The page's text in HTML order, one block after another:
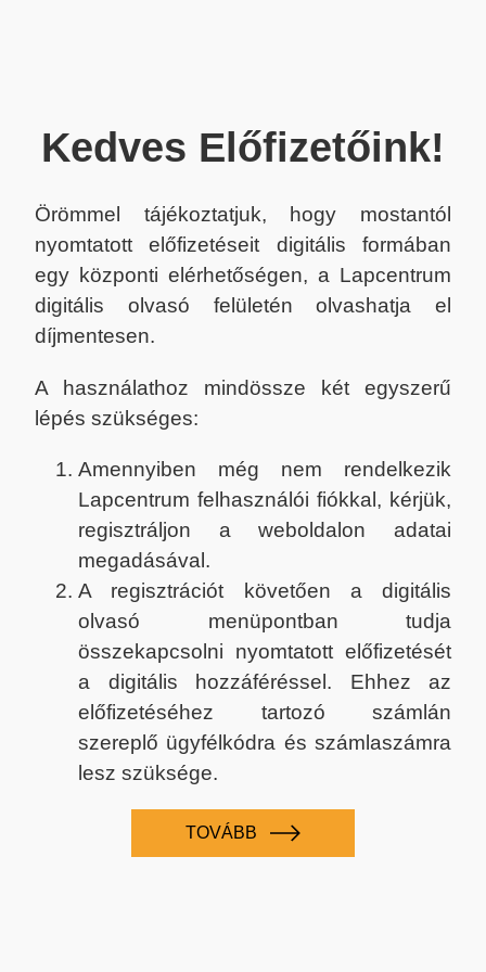
Kedves Előfizetőink!
Örömmel tájékoztatjuk, hogy mostantól
nyomtatott előfizetéseit digitális formában
egy központi elérhetőségen, a Lapcentrum
digitális olvasó felületén olvashatja el
díjmentesen.
A használathoz mindössze két egyszerű
lépés szükséges:
Amennyiben még nem rendelkezik
Lapcentrum felhasználói fiókkal, kérjük,
regisztráljon a weboldalon adatai
megadásával.
A regisztrációt követően a digitális
olvasó menüpontban tudja
összekapcsolni nyomtatott előfizetését
a digitális hozzáféréssel. Ehhez az
előfizetéséhez tartozó számlán
szereplő ügyfélkódra és számlaszámra
lesz szüksége.
TOVÁBB